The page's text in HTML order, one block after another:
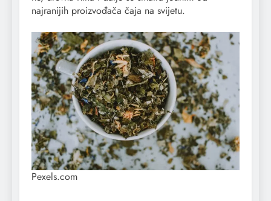
najranijih proizvođača čaja na svijetu.
Pexels.com